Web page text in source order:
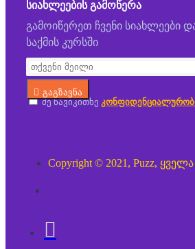
ᲡᲘᲐᲮᲚᲔᲔᲑᲘᲡ ᲒᲐᲛᲝᲬᲔᲠᲐ
გამოიწერეთ ჩვენი სიახლეები
საქმის კურსში
გაგზავნა
მე წავიკითხე
Copyright © 2021, Puzz,